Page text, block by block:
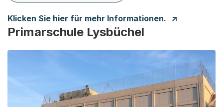
Klicken Sie hier für mehr Informationen.
Primarschule Lysbüchel